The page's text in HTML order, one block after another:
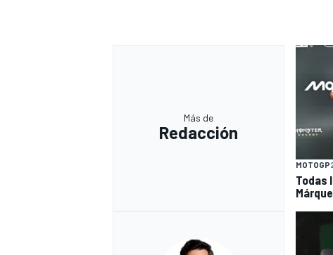
Más de
Redacción
MOTOGP
Todas